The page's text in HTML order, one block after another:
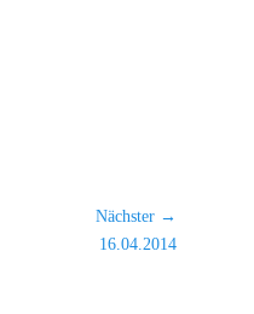
Nächster →
16.04.2014